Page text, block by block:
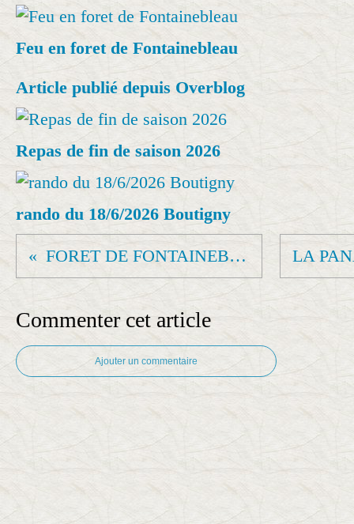
Feu en foret de Fontainebleau
Article publié depuis Overblog
Repas de fin de saison 2026
rando du 18/6/2026 Boutigny
FORET DE FONTAINEBLEAU (Jeudi)
Commenter cet article
Ajouter un commentaire